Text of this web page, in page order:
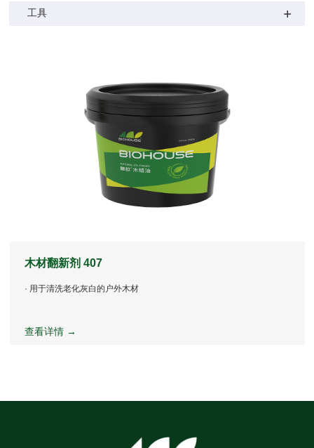
工具
木材翻新剂 407
· 用于清洗老化灰白的户外木材
查看详情 →